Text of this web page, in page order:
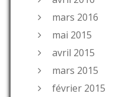
mars 2016
mai 2015
avril 2015
mars 2015
février 2015